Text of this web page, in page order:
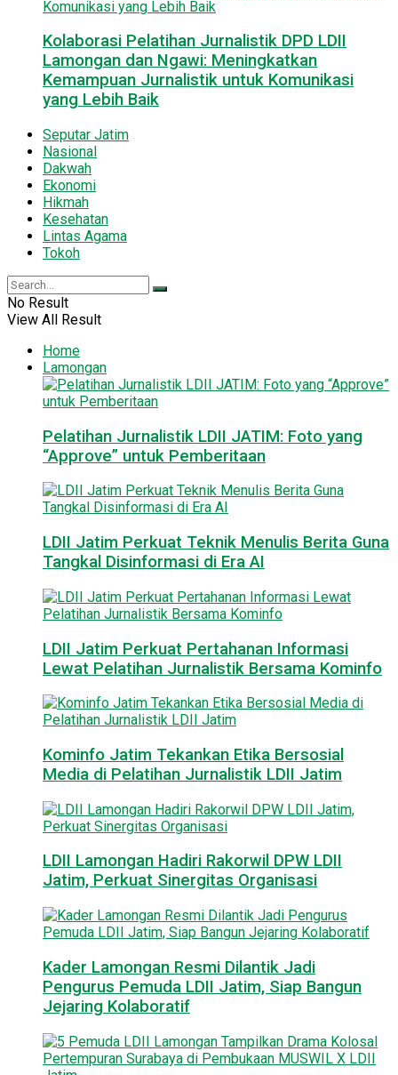
Kolaborasi Pelatihan Jurnalistik DPD LDII
Lamongan dan Ngawi: Meningkatkan
Kemampuan Jurnalistik untuk Komunikasi
yang Lebih Baik
Seputar Jatim
Nasional
Dakwah
Ekonomi
Hikmah
Kesehatan
Lintas Agama
Tokoh
No Result
View All Result
Home
Lamongan
Pelatihan Jurnalistik LDII JATIM: Foto yang
“Approve” untuk Pemberitaan
LDII Jatim Perkuat Teknik Menulis Berita Guna
Tangkal Disinformasi di Era AI
LDII Jatim Perkuat Pertahanan Informasi
Lewat Pelatihan Jurnalistik Bersama Kominfo
Kominfo Jatim Tekankan Etika Bersosial
Media di Pelatihan Jurnalistik LDII Jatim
LDII Lamongan Hadiri Rakorwil DPW LDII
Jatim, Perkuat Sinergitas Organisasi
Kader Lamongan Resmi Dilantik Jadi
Pengurus Pemuda LDII Jatim, Siap Bangun
Jejaring Kolaboratif